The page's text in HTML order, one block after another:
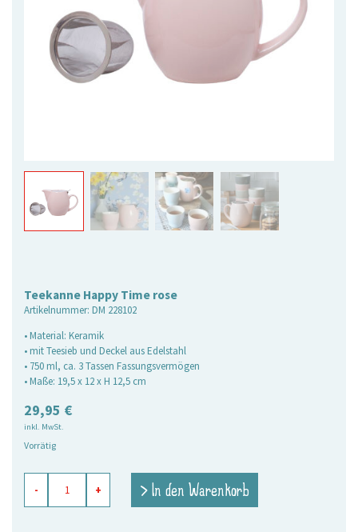
Teekanne Happy Time rose
Artikelnummer: DM 228102
• Material: Keramik
• mit Teesieb und Deckel aus Edelstahl
• 750 ml, ca. 3 Tassen Fassungsvermögen
• Maße: 19,5 x 12 x H 12,5 cm
29,95 €
inkl. MwSt.
Vorrätig
Happy
Time
- + > In den Warenkorb